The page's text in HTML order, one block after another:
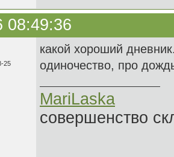
08:49:36
25
какой хороший
одиночество, про
MariLaska
совершенство